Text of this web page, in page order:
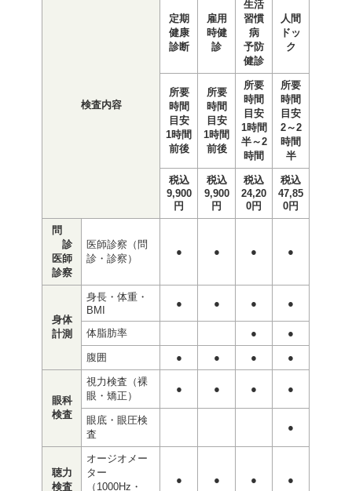
検査内容
定期
健康
診断
雇用
時健
診
生活
習慣
病
予防
健診
人間
ドッ
ク
所要
時間
目安
1時間
前後
所要
時間
目安
1時間
前後
所要
時間
目安
1時間
半～2
時間
所要
時間
目安
2～2
時間
半
税込
9,900
円
税込
9,900
円
税込
24,20
0円
税込
47,85
0円
問
診
医師
診察
医師診察（問
診・診察）
● ● ● ●
身体
計測
身長・体重・
BMI
● ● ● ●
体脂肪率 ● ●
腹囲 ● ● ● ●
眼科
検査
視力検査（裸
眼・矯正）
● ● ● ●
眼底・眼圧検
査
●
聴力
検査
オージオメー
ター
（1000Hz・
● ● ● ●